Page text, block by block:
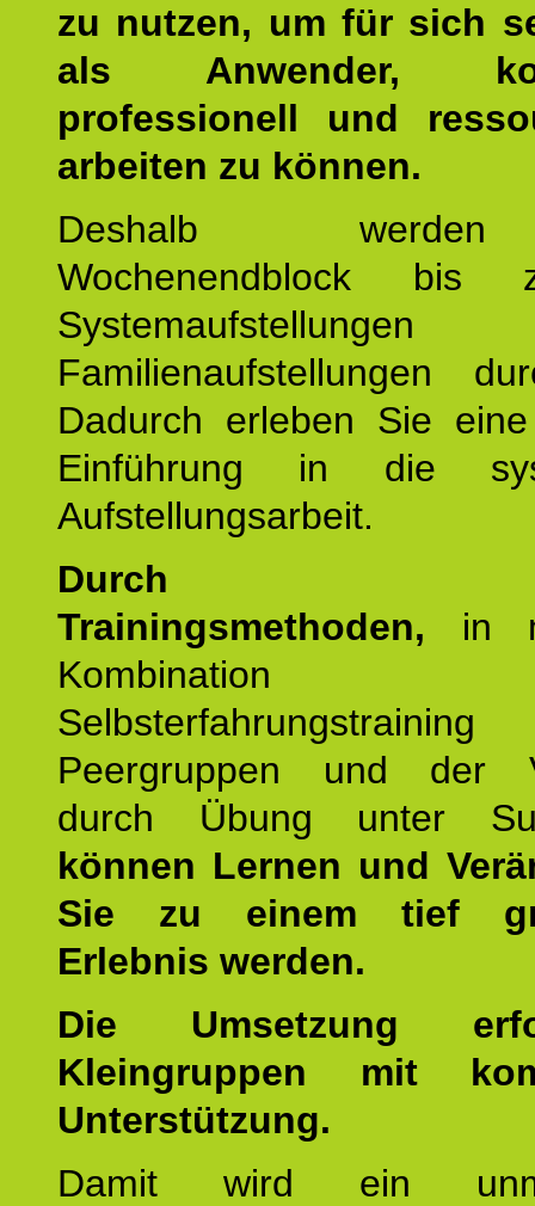
zu nutzen, um für sich
als Anwender,
professionell und
arbeiten zu können.
Deshalb
Wochenendblock bis
Familienaufstellungen
Dadurch erleben Sie
Einführung in die
Aufstellungsarbeit.
Durch
Trainingsmethoden, in
Peergruppen und der
durch Übung unter
können Lernen und
Sie zu einem tief
Erlebnis werden.
Die Umsetzung
Kleingruppen mit
Unterstützung.
Damit wird ein